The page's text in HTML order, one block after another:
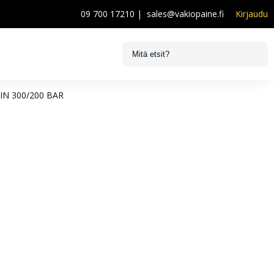
09 700 17210 | sales@vakiopaine.fi Kirjaudu
300/200 BAR